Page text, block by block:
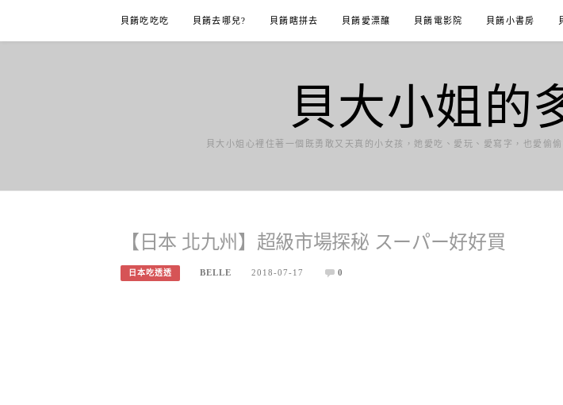
content
貝餚吃吃吃 貝餚去哪兒? 貝餚瞎拼去 貝餚愛漂釀 貝餚電影院 貝餚小書房
貝大小姐的
貝大小姐心裡住著一個既勇敢又天真的小女孩，她愛吃、愛玩、愛寫字，也愛偷
【日本 北九州】超級市場探秘 スーパー好好買
日本吃透透 BELLE 2018-07-17 0